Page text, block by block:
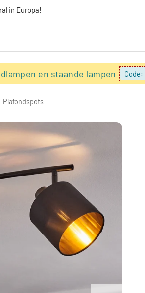
in Europa!
en staande lampen Code:
Plafondspots